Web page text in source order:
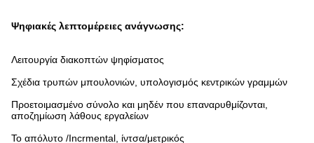
Ψηφιακές λεπτομέρειες ανάγνωσης:
Λειτουργία διακοπτών ψηφίσματος
Σχέδια τρυπών μπουλονιών, υπολογισμός κεντρικών γραμμών
Προετοιμασμένο σύνολο και μηδέν που επαναρυθμίζονται,
αποζημίωση λάθους εργαλείων
Το απόλυτο /Incrmental, ίντσα/μετρικός